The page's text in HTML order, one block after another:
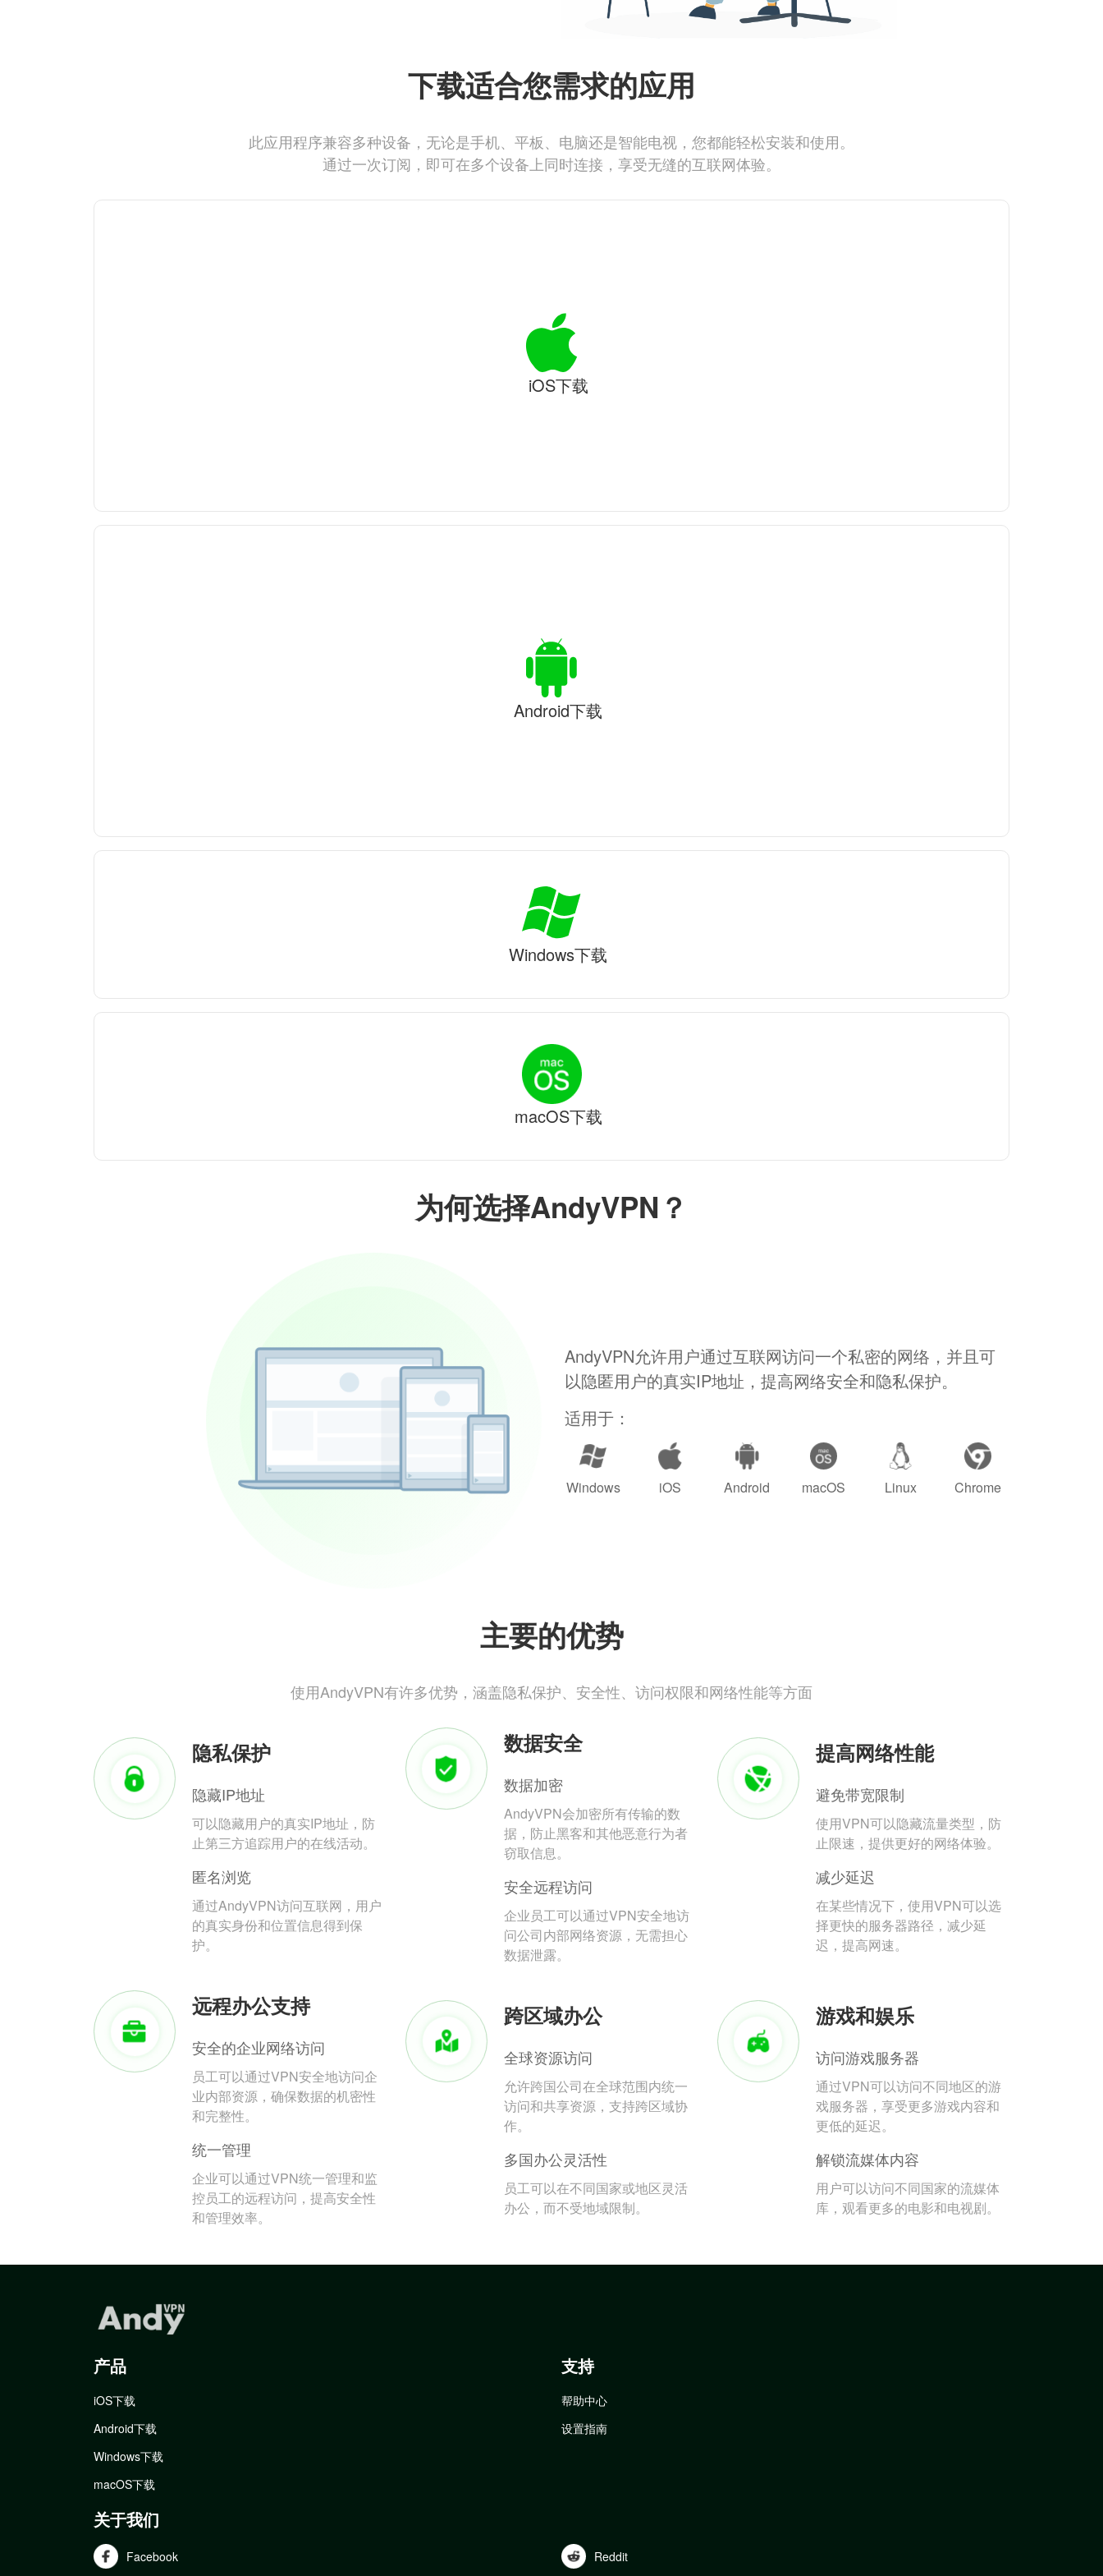
为何选择AndyVPN？
AndyVPN允许用户通过互联网访问一个私密的网络，并且可
以隐匿用户的真实IP地址，提高网络安全和隐私保护。
适用于：
Windows iOS Android macOS Linux Chrome
主要的优势
使用AndyVPN有许多优势，涵盖隐私保护、安全性、访问权限和网络性能等方面
隐私保护
隐藏IP地址
可以隐藏用户的真实IP地址，防
止第三方追踪用户的在线活动。
匿名浏览
通过AndyVPN访问互联网，用户
的真实身份和位置信息得到保
护。
数据安全
数据加密
AndyVPN会加密所有传输的数
据，防止黑客和其他恶意行为者
窃取信息。
安全远程访问
企业员工可以通过VPN安全地访
问公司内部网络资源，无需担心
数据泄露。
提高网络性能
避免带宽限制
使用VPN可以隐藏流量类型，防
止限速，提供更好的网络体验。
减少延迟
在某些情况下，使用VPN可以选
择更快的服务器路径，减少延
迟，提高网速。
远程办公支持
安全的企业网络访问
员工可以通过VPN安全地访问企
业内部资源，确保数据的机密性
和完整性。
统一管理
企业可以通过VPN统一管理和监
控员工的远程访问，提高安全性
和管理效率。
跨区域办公
全球资源访问
允许跨国公司在全球范围内统一
访问和共享资源，支持跨区域协
作。
多国办公灵活性
员工可以在不同国家或地区灵活
办公，而不受地域限制。
游戏和娱乐
访问游戏服务器
通过VPN可以访问不同地区的游
戏服务器，享受更多游戏内容和
更低的延迟。
解锁流媒体内容
用户可以访问不同国家的流媒体
库，观看更多的电影和电视剧。
下载适合您需求的应用
此应用程序兼容多种设备，无论是手机、平板、电脑还是智能电视，您都能轻松安装和使用。
通过一次订阅，即可在多个设备上同时连接，享受无缝的互联网体验。
iOS下载
Android下载
Windows下载
macOS下载
产品
iOS下载
Android下载
Windows下载
macOS下载
支持
帮助中心
设置指南
关于我们
Facebook Reddit